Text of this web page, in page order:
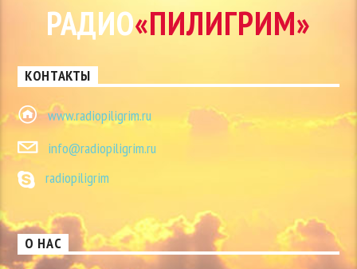
РАДИО«ПИЛИГРИМ»
КОНТАКТЫ
www.radiopiligrim.ru
info@radiopiligrim.ru
radiopiligrim
О НАС